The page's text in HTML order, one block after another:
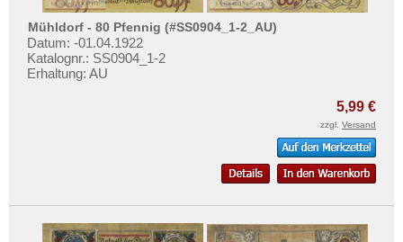
Mühldorf - 80 Pfennig (#SS0904_1-2_AU)
Datum: -01.04.1922
Katalognr.: SS0904_1-2
Erhaltung: AU
5,99 €
zzgl. Versand